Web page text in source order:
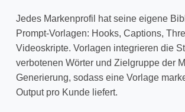
Jedes Markenprofil hat seine eigene
Prompt-Vorlagen: Hooks, Captions,
Videoskripte. Vorlagen integrieren die
verbotenen Wörter und Zielgruppe der
Generierung, sodass eine Vorlage
Output pro Kunde liefert.